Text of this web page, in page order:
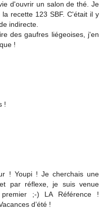
d'ouvrir un salon de thé. Je
recette 123 SBF. C'était il y
indirecte.
des gaufres liégeoises, j'en
!
!
! Youpi ! Je cherchais une
par réflexe, je suis venue
;-) LA Référence !
d’été !